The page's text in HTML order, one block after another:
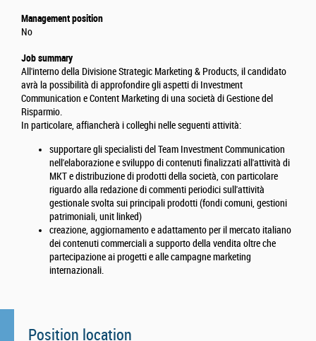
Management position
No
Job summary
All'interno della Divisione Strategic Marketing & Products, il candidato
avrà la possibilità di approfondire gli aspetti di Investment
Communication e Content Marketing di una società di Gestione del
Risparmio.
In particolare, affiancherà i colleghi nelle seguenti attività:
supportare gli specialisti del Team Investment Communication
nell'elaborazione e sviluppo di contenuti finalizzati all'attività di
MKT e distribuzione di prodotti della società, con particolare
riguardo alla redazione di commenti periodici sull'attività
gestionale svolta sui principali prodotti (fondi comuni, gestioni
patrimoniali, unit linked)
creazione, aggiornamento e adattamento per il mercato italiano
dei contenuti commerciali a supporto della vendita oltre che
partecipazione ai progetti e alle campagne marketing
internazionali.
Position location